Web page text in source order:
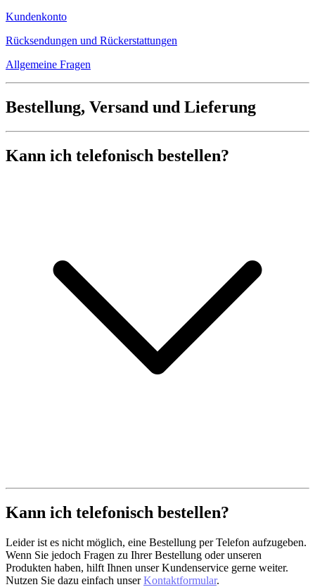
Kundenkonto
Rücksendungen und Rückerstattungen
Allgemeine Fragen
Bestellung, Versand und Lieferung
Kann ich telefonisch bestellen?
Kann ich telefonisch bestellen?
Leider ist es nicht möglich, eine Bestellung per Telefon aufzugeben.
Wenn Sie jedoch Fragen zu Ihrer Bestellung oder unseren
Produkten haben, hilft Ihnen unser Kundenservice gerne weiter.
Nutzen Sie dazu einfach unserKontaktformular.